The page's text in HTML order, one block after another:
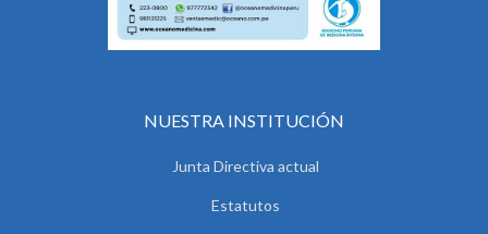
NUESTRA INSTITUCIÓN
Junta Directiva actual
Estatutos